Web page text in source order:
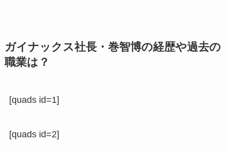
ガイナックス社長・巻智博の経歴や過去の
職業は？
[quads id=1]
[quads id=2]